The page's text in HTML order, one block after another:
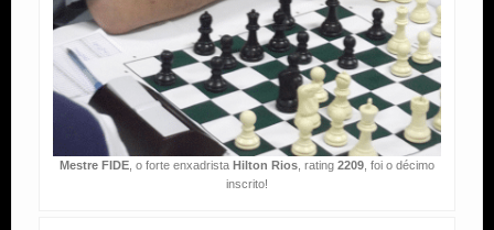
Mestre FIDE, o forte enxadrista Hilton Rios, rating 2209, foi o décimo
inscrito!